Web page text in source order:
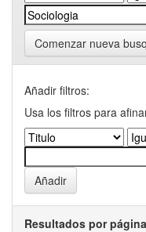
Comenzar nueva
Añadir filtros:
Usa los filtros para
Resultados por página